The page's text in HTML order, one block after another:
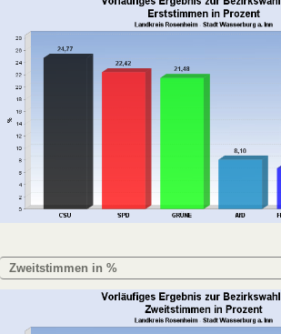
Zweitstimmen in %